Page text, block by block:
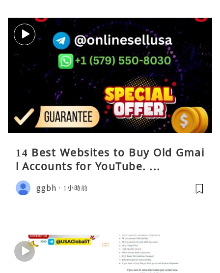
14 Best Websites to Buy Old Gmai
l Accounts for YouTube. ...
ggbh 1小時前